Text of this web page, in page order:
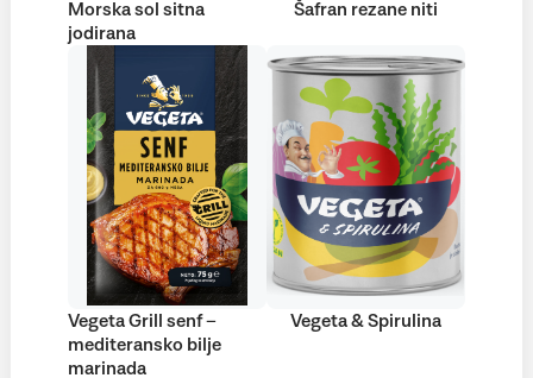
Morska sol sitna
jodirana
Šafran rezane niti
Vegeta Grill senf –
mediteransko bilje
marinada
Vegeta & Spirulina